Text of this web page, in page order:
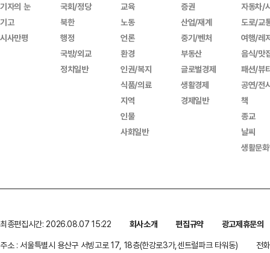
기자의 눈
기고
시사만평
국회/정당
북한
행정
국방/외교
정치일반
교육
노동
언론
환경
인권/복지
식품/의료
지역
인물
사회일반
증권
산업/재계
중기/벤처
부동산
글로벌경제
생활경제
경제일반
자동차/
도로/교
여행/레
음식/맛
패션/뷰
공연/전
책
종교
날씨
생활문
최종편집시간: 2026.08.07 15:22 회사소개 편집규약
광고제휴문의
주소 : 서울특별시 용산구 서빙고로 17, 18층(한강로3가,센트럴파크 타워동)
전